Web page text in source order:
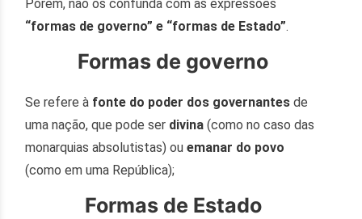
Porém, não os confunda com as expressões
“formas de governo” e “formas de Estado”.
Formas de governo
Se refere à fonte do poder dos governantesde
uma nação, que pode ser divina (como no caso das
monarquias absolutistas) ouemanar do povo
(como em uma República);
Formas de Estado